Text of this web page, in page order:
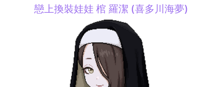
戀上換裝娃娃 棺 羅潔 (喜多川海夢)